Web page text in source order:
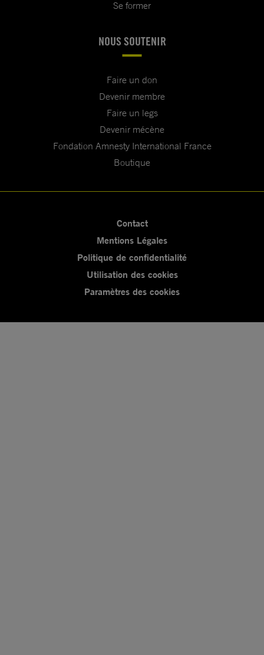
Se former
NOUS SOUTENIR
Faire un don
Devenir membre
Faire un legs
Devenir mécène
Fondation Amnesty International France
Boutique
Contact
Mentions Légales
Politique de confidentialité
Utilisation des cookies
Paramètres des cookies